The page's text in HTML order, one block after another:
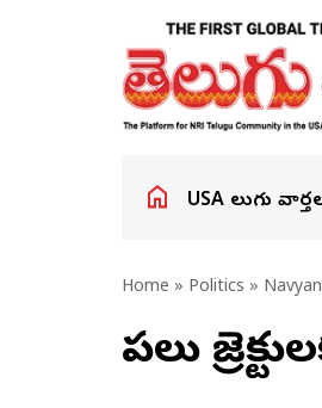
USA తెలుగు
Home » Politics »
పలు